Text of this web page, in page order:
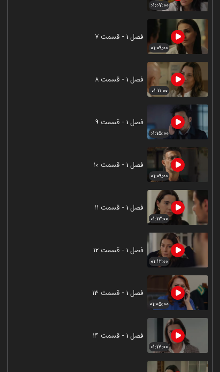
۰۱:۰۷:۰۰
۰۱:۰۹:۰۰
فصل ۱ - قسمت ۷
۰۱:۱۱:۰۰
فصل ۱ - قسمت ۸
۰۱:۱۵:۰۰
فصل ۱ - قسمت ۹
۰۱:۰۹:۰۰
فصل ۱ - قسمت ۱۰
۰۱:۱۳:۰۰
فصل ۱ - قسمت ۱۱
۰۱:۱۲:۰۰
فصل ۱ - قسمت ۱۲
۰۱:۰۵:۰۰
فصل ۱ - قسمت ۱۳
۰۱:۱۷:۰۰
فصل ۱ - قسمت ۱۴